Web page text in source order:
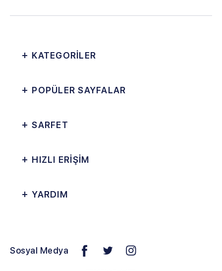
KATEGORİLER
POPÜLER SAYFALAR
SARFET
HIZLI ERİŞİM
YARDIM
Sosyal Medya